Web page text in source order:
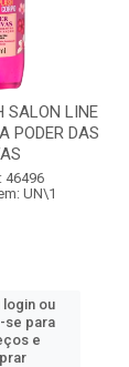
SALON LINE
PODER DAS
46496
UN\1
login ou
se para
e